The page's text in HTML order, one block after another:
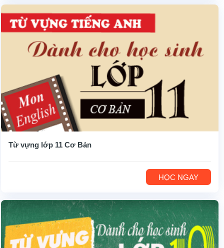
Từ vựng lớp 11 Cơ Bản
HỌC NGAY